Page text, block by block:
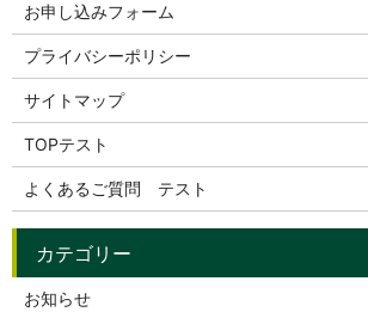
お申し込みフォーム
プライバシーポリシー
サイトマップ
TOPテスト
よくあるご質問 テスト
お知らせ